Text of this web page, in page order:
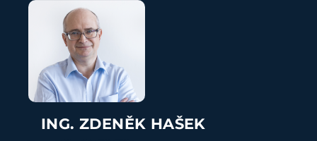
ING. ZDENĚK HAŠEK